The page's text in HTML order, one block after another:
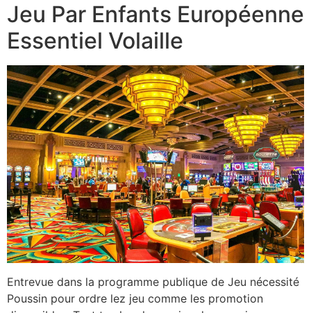
Jeu Par Enfants Européenne
Essentiel Volaille
Entrevue dans la programme publique de Jeu nécessité
Poussin pour ordre lez jeu comme les promotion